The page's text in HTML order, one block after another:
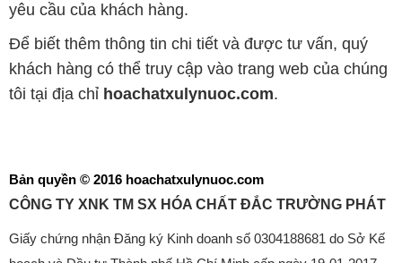
Bản quyền © 2016 hoachatxulynuoc.com
CÔNG TY XNK TM SX HÓA CHẤT ĐẮC TRƯỜNG PHÁT
🌐HOACHATXULYNUOC.COM